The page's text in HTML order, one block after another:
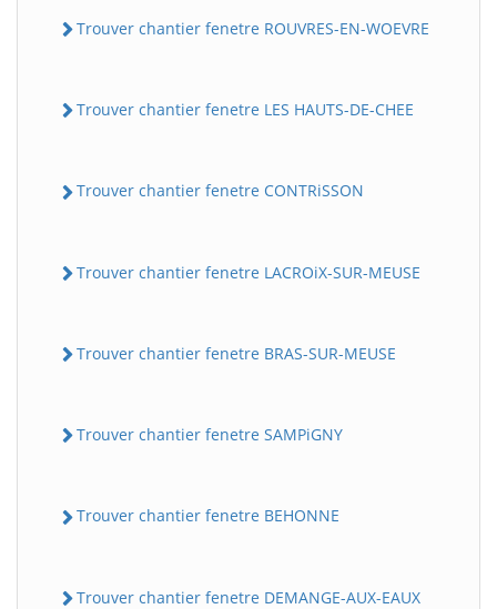
Trouver chantier fenetre ROUVRES-EN-WOEVRE
Trouver chantier fenetre LES HAUTS-DE-CHEE
Trouver chantier fenetre CONTRiSSON
Trouver chantier fenetre LACROiX-SUR-MEUSE
Trouver chantier fenetre BRAS-SUR-MEUSE
Trouver chantier fenetre SAMPiGNY
Trouver chantier fenetre BEHONNE
Trouver chantier fenetre DEMANGE-AUX-EAUX